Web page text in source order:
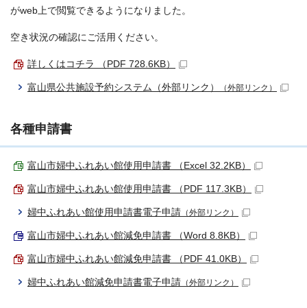
がweb上で閲覧できるようになりました。
空き状況の確認にご活用ください。
詳しくはコチラ （PDF 728.6KB）
富山県公共施設予約システム（外部リンク） （外部リンク）
各種申請書
富山市婦中ふれあい館使用申請書 （Excel 32.2KB）
富山市婦中ふれあい館使用申請書 （PDF 117.3KB）
婦中ふれあい館使用申請書電子申請 （外部リンク）
富山市婦中ふれあい館減免申請書 （Word 8.8KB）
富山市婦中ふれあい館減免申請書 （PDF 41.0KB）
婦中ふれあい館減免申請書電子申請 （外部リンク）